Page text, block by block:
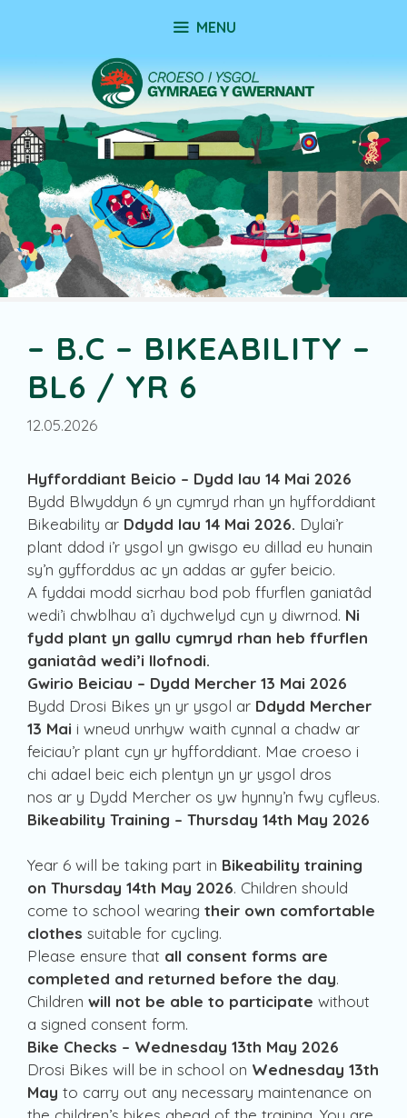
MENU
– B.C – BIKEABILITY –
BL6 / YR 6
12.05.2026
Hyfforddiant Beicio – Dydd Iau 14 Mai 2026
Bydd Blwyddyn 6 yn cymryd rhan yn hyfforddiant
Bikeability ar Ddydd Iau 14 Mai 2026. Dylai’r
plant ddod i’r ysgol yn gwisgo eu dillad eu hunain
sy’n gyfforddus ac yn addas ar gyfer beicio.
A fyddai modd sicrhau bod pob ffurflen ganiatâd
wedi’i chwblhau a’i dychwelyd cyn y diwrnod. Ni
fydd plant yn gallu cymryd rhan heb ffurflen
ganiatâd wedi’i llofnodi.
Gwirio Beiciau – Dydd Mercher 13 Mai 2026
Bydd Drosi Bikes yn yr ysgol ar Ddydd Mercher
13 Mai i wneud unrhyw waith cynnal a chadw ar
feiciau’r plant cyn yr hyfforddiant. Mae croeso i
chi adael beic eich plentyn yn yr ysgol dros
nos ar y Dydd Mercher os yw hynny’n fwy cyfleus.
Bikeability Training – Thursday 14th May 2026
Year 6 will be taking part in Bikeability training
on Thursday 14th May 2026. Children should
come to school wearing their own comfortable
clothes suitable for cycling.
Please ensure that all consent forms are
completed and returned before the day.
Children will not be able to participate without
a signed consent form.
Bike Checks – Wednesday 13th May 2026
Drosi Bikes will be in school on Wednesday 13th
May to carry out any necessary maintenance on